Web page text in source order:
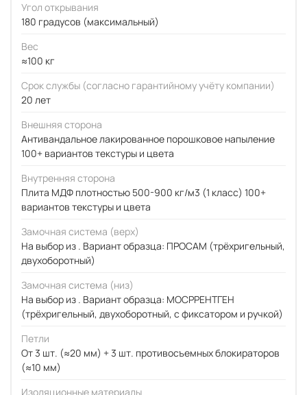
Угол открывания
180 градусов (максимальный)
Вес
≈100 кг
Срок службы (согласно гарантийному учёту компании)
20 лет
Внешняя сторона
Антивандальное лакированное порошковое напыление
100+ вариантов текстуры и цвета
Внутренняя сторона
Плита МДФ плотностью 500-900 кг/м3 (1 класс) 100+
вариантов текстуры и цвета
Замочная система (верх)
На выбор из . Вариант образца: ПРОСАМ (трёхригельный,
двухоборотный)
Замочная система (низ)
На выбор из . Вариант образца: МОСРРЕНТГЕН
(трёхригельный, двухоборотный, с фиксатором и ручкой)
Петли
От 3 шт. (≈20 мм) + 3 шт. противосъемных блокираторов
(≈10 мм)
Изоляционные материалы